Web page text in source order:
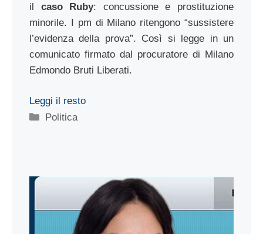
il caso Ruby: concussione e prostituzione
minorile. I pm di Milano ritengono “sussistere
l’evidenza della prova”. Così si legge in un
comunicato firmato dal procuratore di Milano
Edmondo Bruti Liberati.
Leggi il resto
Categorie
Politica